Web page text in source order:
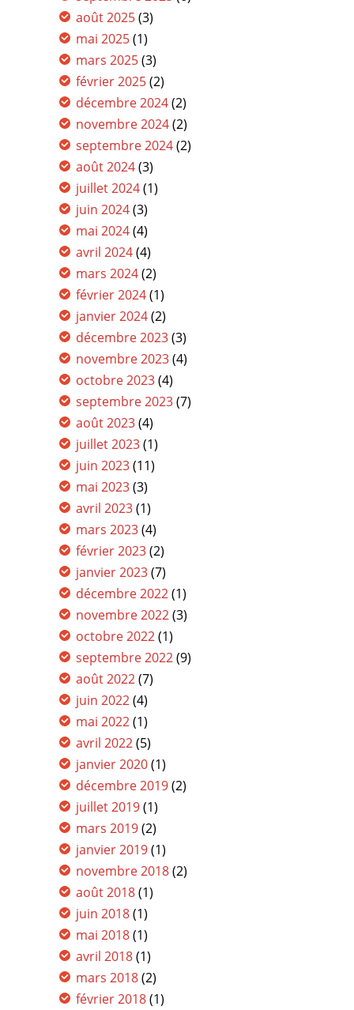
août 2025(3)
mai 2025(1)
mars 2025(3)
février 2025(2)
décembre 2024(2)
novembre 2024(2)
septembre 2024(2)
août 2024(3)
juillet 2024(1)
juin 2024(3)
mai 2024(4)
avril 2024(4)
mars 2024(2)
février 2024(1)
janvier 2024(2)
décembre 2023(3)
novembre 2023(4)
octobre 2023(4)
septembre 2023(7)
août 2023(4)
juillet 2023(1)
juin 2023(11)
mai 2023(3)
avril 2023(1)
mars 2023(4)
février 2023(2)
janvier 2023(7)
décembre 2022(1)
novembre 2022(3)
octobre 2022(1)
septembre 2022(9)
août 2022(7)
juin 2022(4)
mai 2022(1)
avril 2022(5)
janvier 2020(1)
décembre 2019(2)
juillet 2019(1)
mars 2019(2)
janvier 2019(1)
novembre 2018(2)
août 2018(1)
juin 2018(1)
mai 2018(1)
avril 2018(1)
mars 2018(2)
février 2018(1)